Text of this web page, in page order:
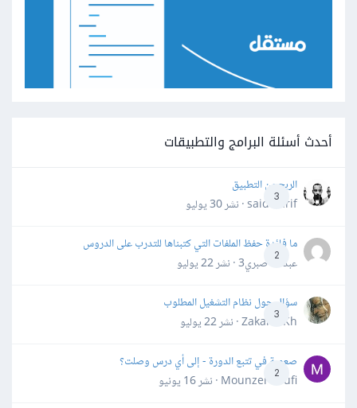
أحدث أسئلة البرامج والتطبيقات
3
الربح من التطبيق
said darif · نشر
30 يوليو
2
ما فائدة حفظ الملفات التي كتبناها للتدرب على الدروس
عبدالله صبري3 · نشر
22 يوليو
3
سؤال حول نظام التشغيل المطلوب
Zakaria Kh · نشر
22 يوليو
2
صعوبة في تتبع الدورة - إلى أي درس وصلت؟
Mounzer Soufi · نشر
16 يونيو